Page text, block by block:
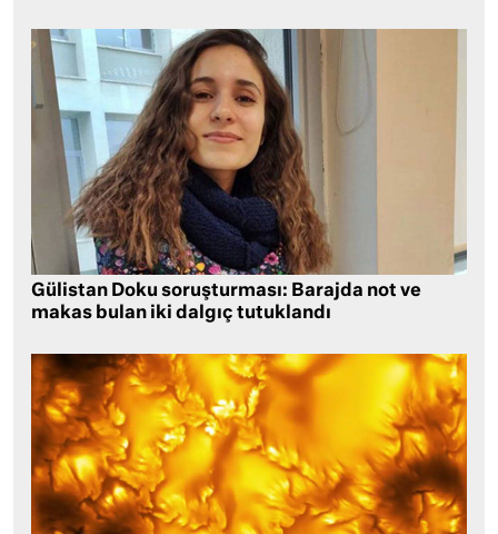
Gülistan Doku soruşturması: Barajda not ve
makas bulan iki dalgıç tutuklandı